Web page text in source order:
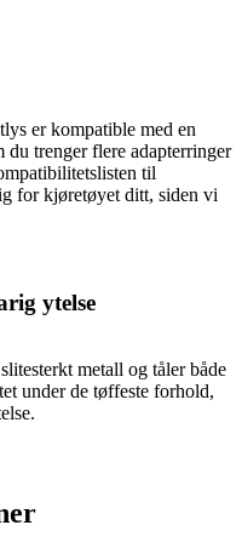
er kompatible med en
trenger flere adapterringer
til
for kjøretøyet ditt, siden vi
ytelse
metall og tåler både
under de tøffeste forhold,